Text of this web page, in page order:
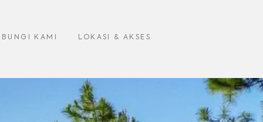
KAMI LOKASI & AKSES